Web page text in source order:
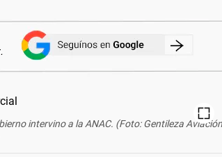
intervino a la ANAC. (Foto: Gentileza Aviación